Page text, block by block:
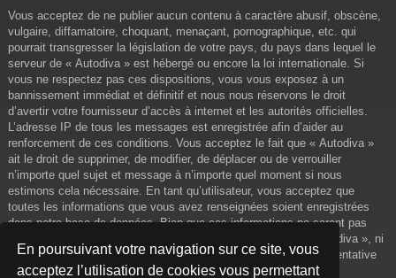
En poursuivant votre navigation sur ce site, vous
acceptez l’utilisation de cookies vous permettant
Vous acceptez de ne publier aucun contenu à caractère abusif, obscène,
vulgaire, diffamatoire, choquant, menaçant, pornographique, etc. qui
pourrait transgresser la législation de votre pays, du pays dans lequel le
serveur de « Autodiva » est hébergé ou encore la loi internationale. Si
vous ne respectez pas ces dispositions, vous vous exposez à un
bannissement immédiat et définitif et nous nous réservons le droit
d’avertir votre fournisseur d’accès à internet et les autorités officielles.
L’adresse IP de tous les messages est enregistrée afin d’aider au
renforcement de ces conditions. Vous acceptez le fait que « Autodiva »
ait le droit de supprimer, de modifier, de déplacer ou de verrouiller
n’importe quel sujet et message à n’importe quel moment si nous
estimons cela nécessaire. En tant qu’utilisateur, vous acceptez que
toutes les informations que vous avez renseignées soient enregistrées
dans notre base de données. Bien que ces informations ne seront pas
diffusées à une tierce partie sans votre consentement, ni « Autodiva », ni
phpBB, ne pourront être tenus comme responsables en cas de tentative
de piratage informatique visant à compromettre vos données.